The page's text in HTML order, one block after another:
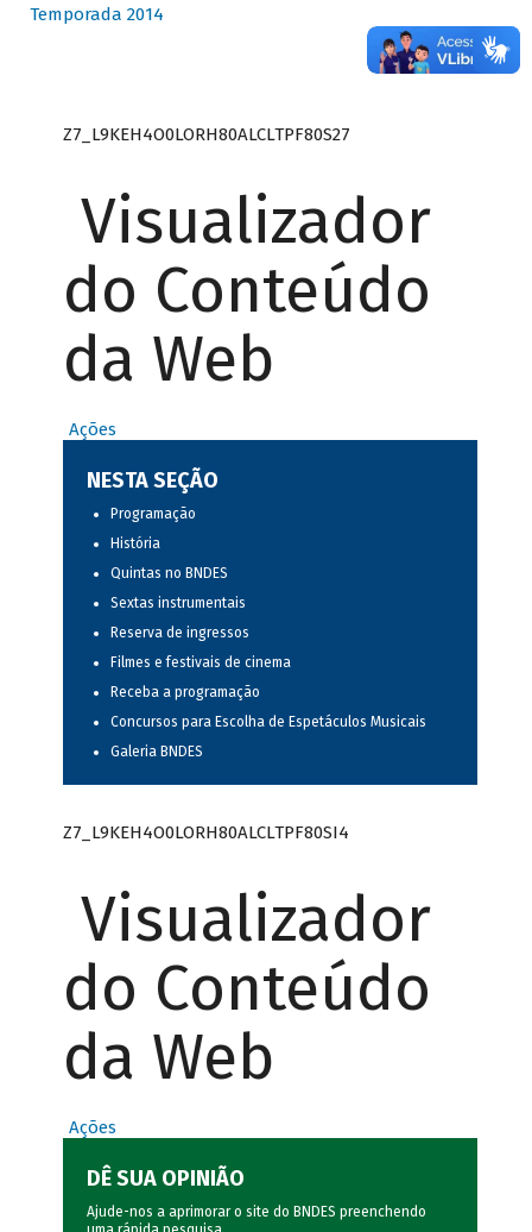
Temporada 2014
Z7_L9KEH4O0LORH80ALCLTPF80S27
Visualizador
do Conteúdo
da Web
Ações
NESTA SEÇÃO
Programação
História
Quintas no BNDES
Sextas instrumentais
Reserva de ingressos
Filmes e festivais de cinema
Receba a programação
Concursos para Escolha de Espetáculos Musicais
Galeria BNDES
Z7_L9KEH4O0LORH80ALCLTPF80SI4
Visualizador
do Conteúdo
da Web
Ações
DÊ SUA OPINIÃO
Ajude-nos a aprimorar o site do BNDES preenchendo